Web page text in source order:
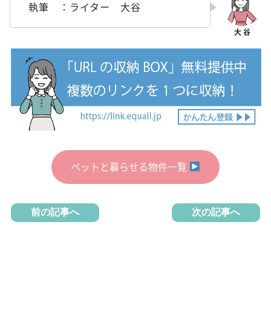
執筆 ：ライター 大谷
ペットと暮らせる物件一覧
前の記事へ 次の記事へ